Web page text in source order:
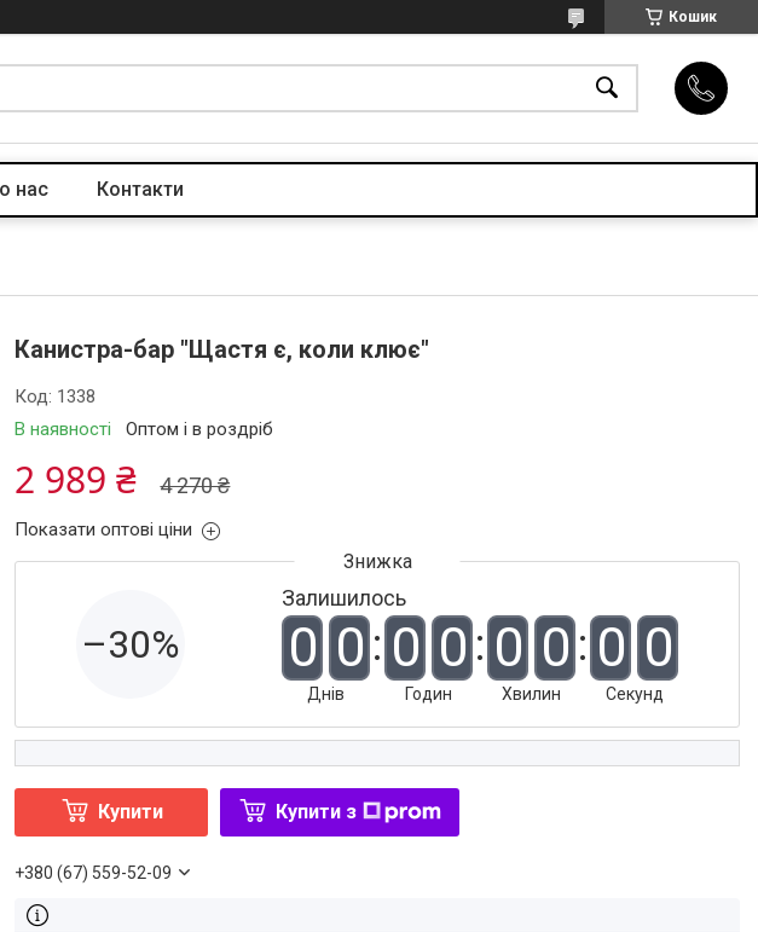
Кошик
нас Контакти
Канистра-бар "Щастя є, коли клює"
В наявності Оптом і в роздріб
Код: 1338
4 270 ₴
2 989 ₴
Показати оптові ціни
–30%
Залишилось
0 0
Днів
0 0
Годин
0 0
Хвилин
0 0
Секунд
Купити Купити з
+380 (67) 559-52-09